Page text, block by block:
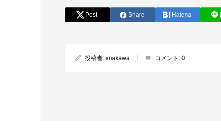
Post Share Hatena
投稿者: imakawa コメント: 0